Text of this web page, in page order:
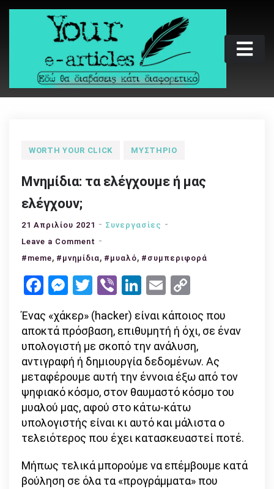
Skip
Your e-articles
Εδώ θα διαβάσεις κάτι διαφορετικό
WORTH YOUR CLICK ΜΥΣΤΉΡΙΟ
Μνημίδια: τα ελέγχουμε ή μας
ελέγχουν;
21 Απριλίου 2021
Συνεργασίες
Leave a Comment on
Μνημίδια:
ελέγχουμε
μας
ελέγχουν;
#meme, #μνημίδια, #μυαλό, #συμπεριφορά
Facebook
Messenger
Twitter
ViberLinkedIn
Email
Ένας «χάκερ» (hacker) είναι κάποιος που
αποκτά πρόσβαση, επιθυμητή ή όχι, σε έναν
υπολογιστή με σκοπό την ανάλυση,
αντιγραφή ή δημιουργία δεδομένων. Ας
μεταφέρουμε αυτή την έννοια έξω από τον
ψηφιακό κόσμο, στον θαυμαστό κόσμο του
μυαλού μας, αφού στο κάτω-κάτω
υπολογιστής είναι κι αυτό και μάλιστα ο
τελειότερος που έχει κατασκευαστεί ποτέ.
Μήπως τελικά μπορούμε να επέμβουμε κατά
βούληση σε όλα τα «προγράμματα» που